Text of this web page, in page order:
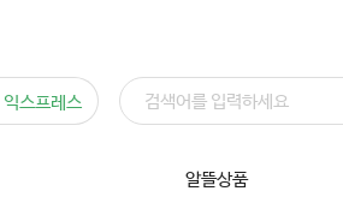
익스프레스
알뜰상품